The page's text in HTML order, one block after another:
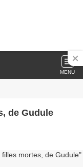
MENU
de Gudule